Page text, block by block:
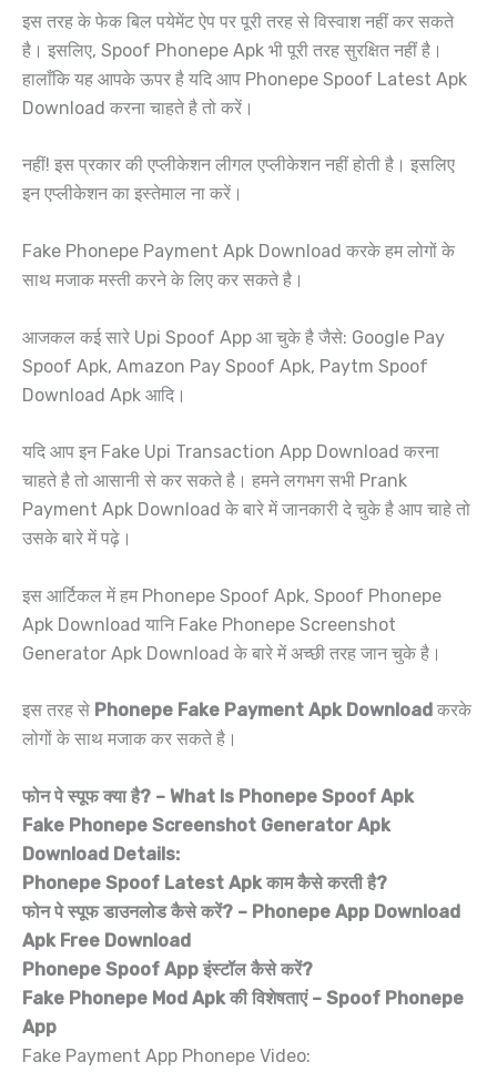
इस तरह के फेक बिल पयेमेंट ऐप पर पूरी तरह से विस्वाश नहीं कर सकते
है। इसलिए, Spoof Phonepe Apk भी पूरी तरह सुरक्षित नहीं है।
हालाँकि यह आपके ऊपर है यदि आप Phonepe Spoof Latest Apk
Download करना चाहते है तो करें।
नहीं! इस प्रकार की एप्लीकेशन लीगल एप्लीकेशन नहीं होती है। इसलिए
इन एप्लीकेशन का इस्तेमाल ना करें।
Fake Phonepe Payment Apk Download करके हम लोगों के
साथ मजाक मस्ती करने के लिए कर सकते है।
आजकल कई सारे Upi Spoof App आ चुके है जैसे: Google Pay
Spoof Apk, Amazon Pay Spoof Apk, Paytm Spoof
Download Apk आदि।
यदि आप इन Fake Upi Transaction App Download करना
चाहते है तो आसानी से कर सकते है। हमने लगभग सभी Prank
Payment Apk Download के बारे में जानकारी दे चुके है आप चाहे तो
उसके बारे में पढ़े।
इस आर्टिकल में हम Phonepe Spoof Apk, Spoof Phonepe
Apk Download यानि Fake Phonepe Screenshot
Generator Apk Download के बारे में अच्छी तरह जान चुके है।
इस तरह से Phonepe Fake Payment Apk Download करके
लोगों के साथ मजाक कर सकते है।
फोन पे स्पूफ क्या है? – What Is Phonepe Spoof Apk
Fake Phonepe Screenshot Generator Apk
Download Details:
Phonepe Spoof Latest Apk काम कैसे करती है?
फोन पे स्पूफ डाउनलोड कैसे करें? – Phonepe App Download
Apk Free Download
Phonepe Spoof App इंस्टॉल कैसे करें?
Fake Phonepe Mod Apk की विशेषताएं – Spoof Phonepe
App
Fake Payment App Phonepe Video: